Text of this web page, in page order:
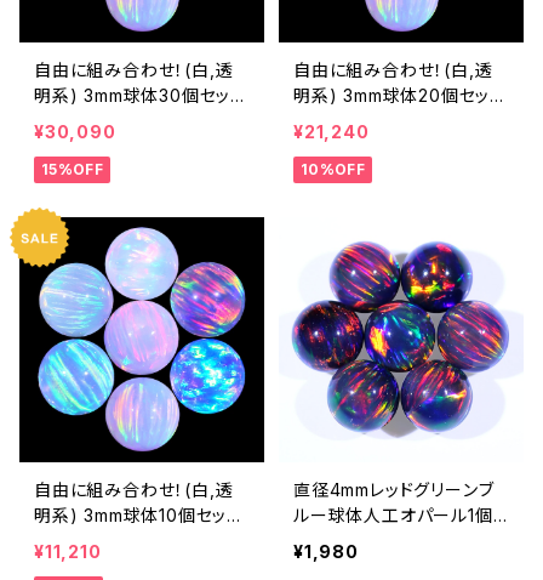
自由に組み合わせ！(白,透
明系) 3mm球体30個セット
- 耐熱ガラス / ボロシリケ
イトガラス（COE33）専用 ＊
ご注文時の備考欄に組み合
入ください。
¥30,090
15%OFF
自由に組み合わせ！(白,透
明系) 3mm球体20個セット
- 耐熱ガラス / ボロシリケ
イトガラス（COE33）専用 ＊
ご注文時の備考欄に組み合
¥21,240
10%OFF
自由に組み合わせ！(白,透
明系) 3mm球体10個セット
- 耐熱ガラス / ボロシリケ
イトガラス（COE33）専用 ＊
¥11,210
直径4mmレッドグリーンブ
ルー球体人工オパール1個 -
耐熱ガラス / ボロシリケイ
トガラス（COE33）専用
¥1,980